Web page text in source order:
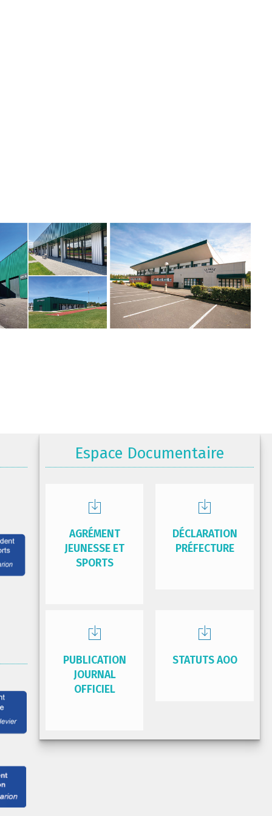
Espace Documentaire
AGRÉMENT
JEUNESSE ET
SPORTS
DÉCLARATION
PRÉFECTURE
PUBLICATION
JOURNAL
OFFICIEL
STATUTS AOO